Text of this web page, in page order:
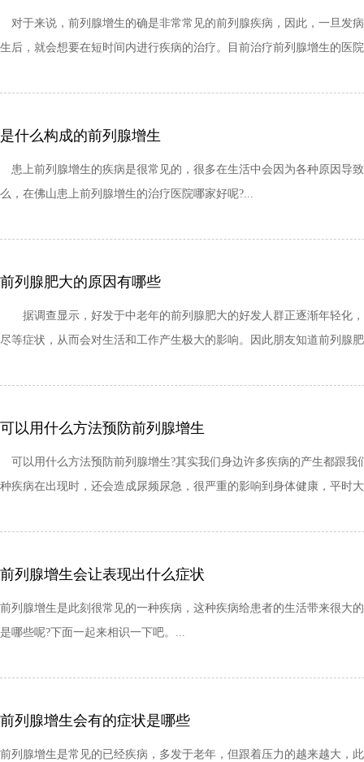
对于来说，前列腺增生的确是非常常见的前列腺疾病，因此，一旦发
生后，就会想要在短时间内进行疾病的治疗。目前治疗前列腺增生的医
是什么构成的前列腺增生
患上前列腺增生的疾病是很常见的，很多在生活中会因为各种原因导
么，在佛山患上前列腺增生的治疗医院哪家好呢?...
前列腺肥大的原因有哪些
据调查显示，好发于中老年的前列腺肥大的好发人群正逐渐年轻化
尽等症状，从而会对生活和工作产生极大的影响。因此朋友知道前列腺
可以用什么方法预防前列腺增生
可以用什么方法预防前列腺增生?其实我们身边许多疾病的产生都跟
种疾病在出现时，还会造成尿频尿急，很严重的影响到身体健康，平时
前列腺增生会让表现出什么症状
前列腺增生是此刻很常见的一种疾病，这种疾病给患者的生活带来很大
是哪些呢?下面一起来相识一下吧。...
前列腺增生会有的症状是哪些
前列腺增生是常见的已经疾病，多发于老年，但跟着压力的越来越大，